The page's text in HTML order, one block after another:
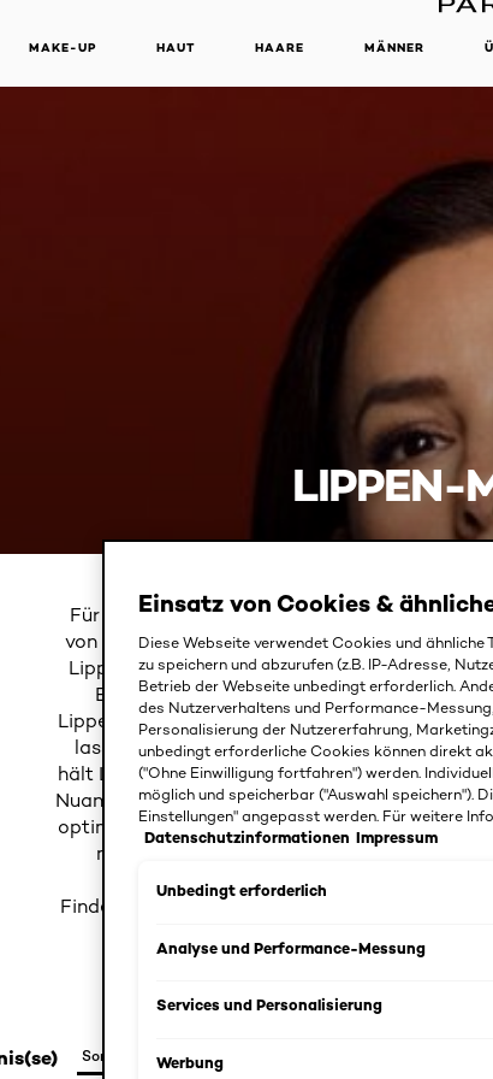
MAKE-UP HAUT HAARE MÄNNER
LIPPEN-
Für ein perfektes Lippen-Make-up am Tage
von L’Oréal Paris. Bereiten Sie als erstes Ihre
Lippenstift vor, um dessen Haltbarkeit zu
Entscheiden Sie sich auch für einen
Lippenstift am Verlaufen hindert. Gleichzeitig
lassen, das perfekte Aussehen Ihres Lippen-
hält L’Oréal Paris eine breite Auswahl an
Nuancen, Texturen und Finishes aufwarten.
optimal aufeinander abgestimmt. Einen
mithilfe von Lipgloss, der sich sowohl solo
Finden Sie Ihr perfektes Lippen-Make-up mit
Einsatz von Cookies &
Diese Webseite verwendet Cookies und
zu speichern und abzurufen (z.B. IP-Adresse,
Betrieb der Webseite unbedingt erforderlich.
des Nutzerverhaltens und Performance-
Personalisierung der Nutzererfahrung,
unbedingt erforderliche Cookies können direkt
("Ohne Einwilligung fortfahren") werden.
möglich und speicherbar ("Auswahl speichern").
Einstellungen" angepasst werden. Für weitere
Datenschutzinformationen Impressum
Unbedingt erforderlich
Analyse und Performance-Messung
Services und Personalisierung
Werbung